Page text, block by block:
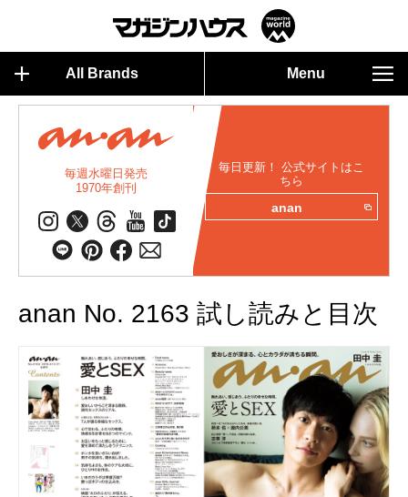
All Brands Menu
毎週水曜日発売
1970年創刊
毎日更新！ 公式サイトはこ
ちら
anan
anan No. 2163 試し読みと目次